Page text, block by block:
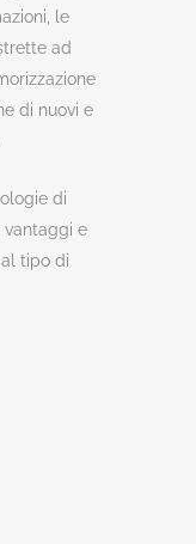
le
ad
di nuovi e
di
vantaggi e
tipo di